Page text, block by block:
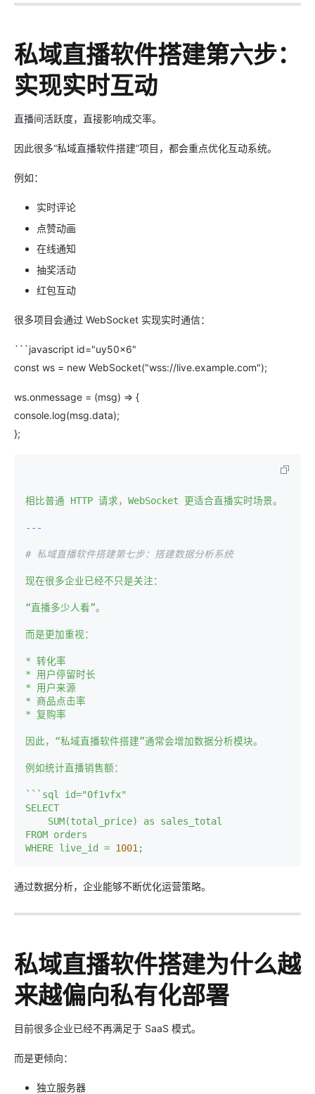
私域直播软件搭建第六步：
实现实时互动
直播间活跃度，直接影响成交率。
因此很多“私域直播软件搭建”项目，都会重点优化互动系统。
例如：
实时评论
点赞动画
在线通知
抽奖活动
红包互动
很多项目会通过 WebSocket 实现实时通信：
```javascript id="uy50x6"
const ws = new WebSocket("wss://live.example.com");
ws.onmessage = (msg) => {
console.log(msg.data);
};
相比普通 HTTP 请求，WebSocket 更适合直播实时场景。
# 私域直播软件搭建第七步：搭建数据分析系统
现在很多企业已经不只是关注：
“直播多少人看”。
而是更加重视：
* 转化率
*
用户停留时长
*
用户来源
* 商品点击率
* 复购率
因此，“私域直播软件搭建”通常会增加数据分析模块。
例如统计直播销售额：
```sql
id="0f1vfx"
SELECT
SUM(total_price)
as
sales_total
FROM orders
WHERE live_id = 1001;
通过数据分析，企业能够不断优化运营策略。
私域直播软件搭建为什么越
来越偏向私有化部署
目前很多企业已经不再满足于 SaaS 模式。
而是更倾向：
独立服务器